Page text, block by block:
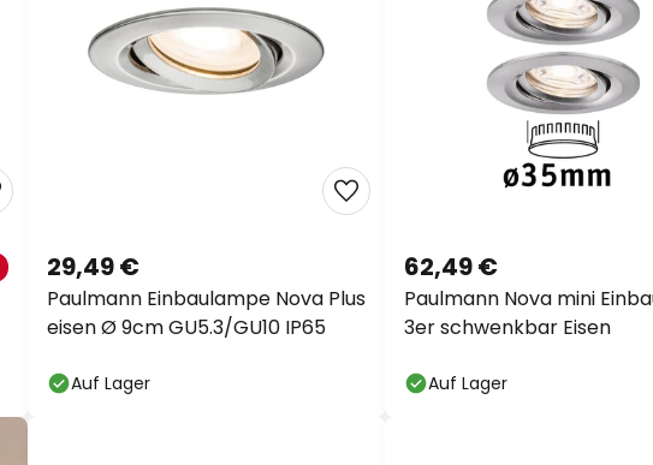
Paulmann Einbaulampe Nova Plus
eisen Ø 9cm GU5.3/GU10 IP65
29,49 €
Auf Lager
Paulmann Nova mini
3er schwenkbar Eisen
62,49 €
Auf Lager